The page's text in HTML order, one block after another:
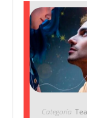
Categoría